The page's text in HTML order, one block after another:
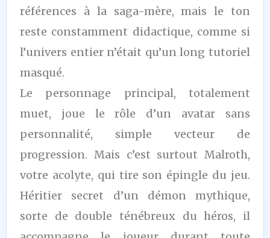
références à la saga-mère, mais le ton
reste constamment didactique, comme si
l’univers entier n’était qu’un long tutoriel
masqué.
Le personnage principal, totalement
muet, joue le rôle d’un avatar sans
personnalité, simple vecteur de
progression. Mais c’est surtout Malroth,
votre acolyte, qui tire son épingle du jeu.
Héritier secret d’un démon mythique,
sorte de double ténébreux du héros, il